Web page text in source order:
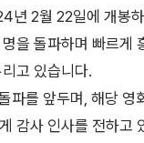
년 2월 22일에 개봉
을 돌파하며 빠르게
고 있습니다.
파를 앞두며, 해당 영
감사 인사를 전하고